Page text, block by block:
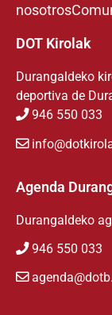
nosotros
DOT Kirolak
Durangaldeko
deportiva de
946 550 033
Agenda
Durangaldeko
946 550 033